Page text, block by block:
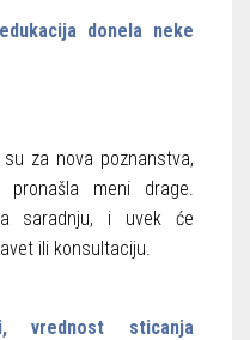
donela neke
za nova poznanstva,
meni drage.
saradnju, i uvek će
ili konsultaciju.
sticanja